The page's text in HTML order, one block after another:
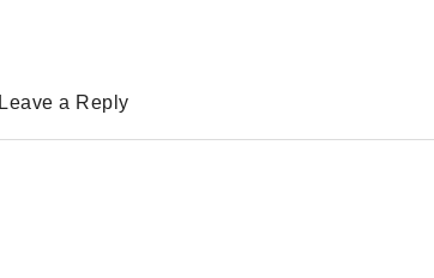
Leave a Reply